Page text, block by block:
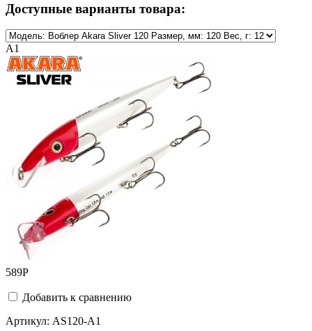
Доступные варианты товара:
A1
589Р
Добавить к сравнению
Артикул: AS120-A1